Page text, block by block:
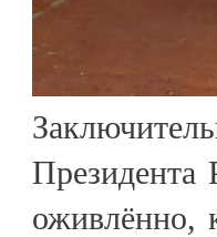
Президента
оживлённо,